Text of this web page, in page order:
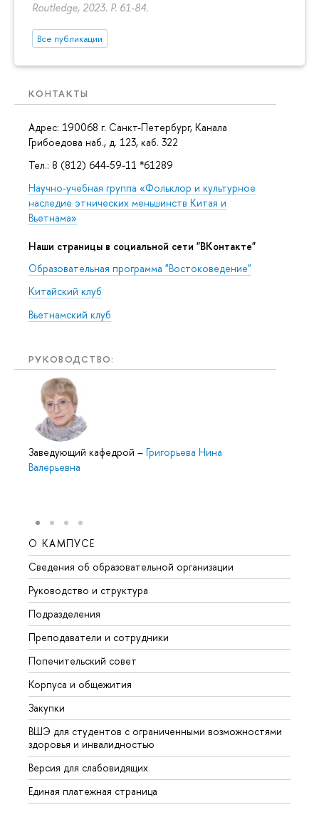
Routledge, 2023. P. 61-84.
Все публикации
КОНТАКТЫ
Адрес: 190068 г. Санкт-Петербург, Канала
Грибоедова наб., д. 123, каб. 322
Тел.: 8 (812) 644-59-11 *61289
Научно-учебная группа «Фольклор и культурное
наследие этнических меньшинств Китая и
Вьетнама»
Наши страницы в социальной сети "ВКонтакте"
Образовательная программа "Востоковедение"
Китайский клуб
Вьетнамский клуб
РУКОВОДСТВО:
Заведующий кафедрой – Григорьева Нина
Валерьевна
О КАМПУСЕ
Сведения об образовательной организации
Руководство и структура
Подразделения
Преподаватели и сотрудники
Попечительский совет
Корпуса и общежития
Закупки
ВШЭ для студентов с ограниченными возможностями
здоровья и инвалидностью
Версия для слабовидящих
Единая платежная страница